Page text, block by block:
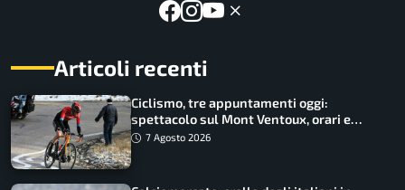
Articoli recenti
Ciclismo, tre appuntamenti oggi:
spettacolo sul Mont Ventoux, orari e
come vederli
7 Agosto 2026